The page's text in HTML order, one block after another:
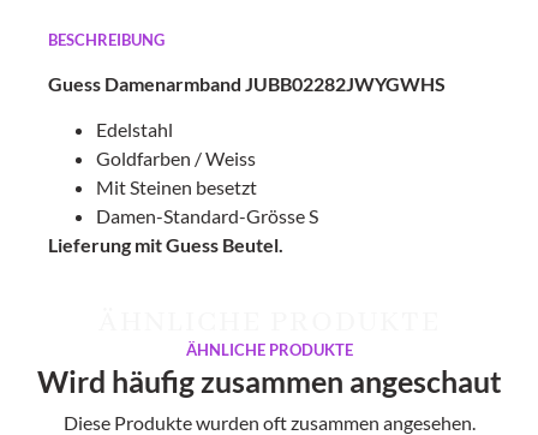
BESCHREIBUNG
Guess Damenarmband JUBB02282JWYGWHS
Edelstahl
Goldfarben / Weiss
Mit Steinen besetzt
Damen-Standard-Grösse S
Lieferung mit Guess Beutel.
ÄHNLICHE PRODUKTE
Wird häufig zusammen angeschaut
Diese Produkte wurden oft zusammen angesehen.